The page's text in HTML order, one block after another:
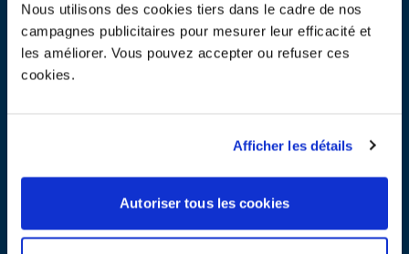
Nous utilisons des cookies tiers dans le cadre de nos
campagnes publicitaires pour mesurer leur efficacité et
les améliorer. Vous pouvez accepter ou refuser ces
cookies.
Afficher les détails
Autoriser tous les cookies
les déposer en déchetterie
les fairereprendre au moment de la livraisond’un appareil neuf
de remplacement
lesdéposer en magasin
équipements collectés afin que nous prenions en charge leur
ressources naturelles
La fabrication d’équipements électriques neufs est génératrice de